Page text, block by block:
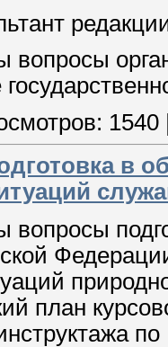
вопросы
1540
в
вопросы
план